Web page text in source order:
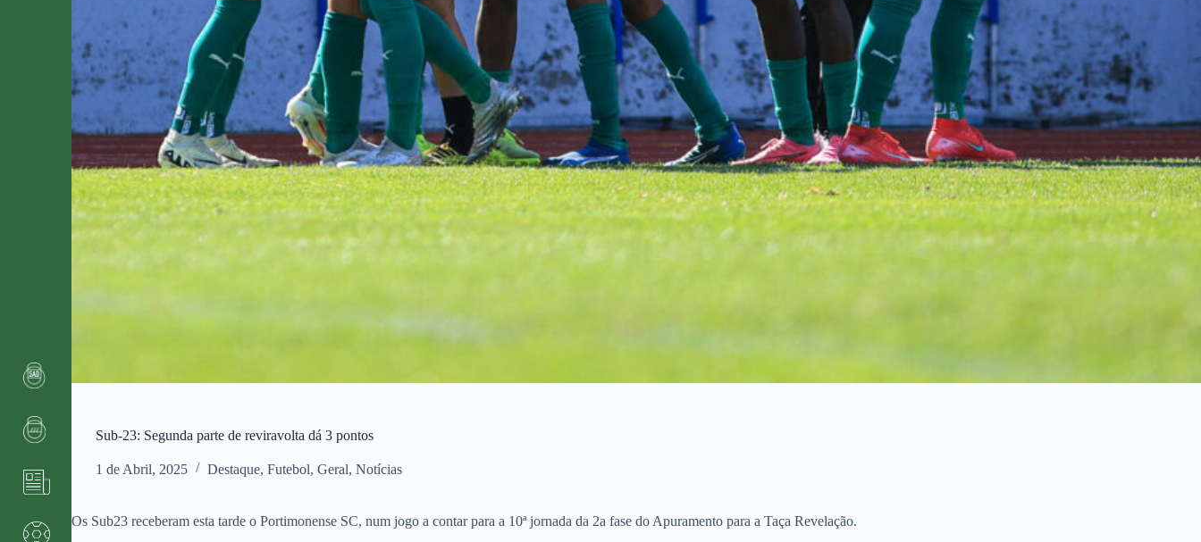
Sub-23: Segunda parte de reviravolta dá 3 pontos
1 de Abril, 2025 Destaque,Futebol,Geral,Notícias
Os Sub23 receberam esta tarde o Portimonense SC, num jogo a contar para a 10ª jornada da 2a fase do Apuramento para a Taça Revelação.